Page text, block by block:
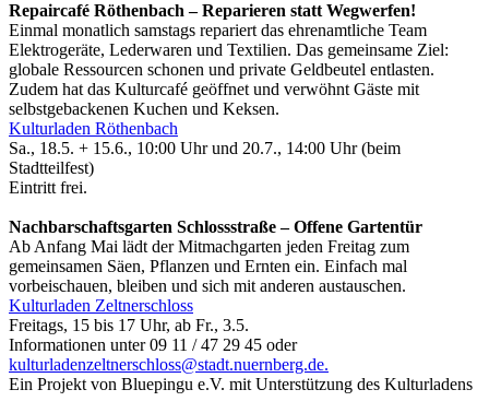
Repaircafé Röthenbach – Reparieren statt Wegwerfen!
Einmal monatlich samstags repariert das ehrenamtliche Team
Elektrogeräte, Lederwaren und Textilien. Das gemeinsame Ziel:
globale Ressourcen schonen und private Geldbeutel entlasten.
Zudem hat das Kulturcafé geöffnet und verwöhnt Gäste mit
selbstgebackenen Kuchen und Keksen.
Kulturladen Röthenbach
Sa., 18.5. + 15.6., 10:00 Uhr und 20.7., 14:00 Uhr (beim
Stadtteilfest)
Eintritt frei.
Nachbarschaftsgarten Schlossstraße – Offene Gartentür
Ab Anfang Mai lädt der Mitmachgarten jeden Freitag zum
gemeinsamen Säen, Pflanzen und Ernten ein. Einfach mal
vorbeischauen, bleiben und sich mit anderen austauschen.
Kulturladen Zeltnerschloss
Freitags, 15 bis 17 Uhr, ab Fr., 3.5.
Informationen unter 09 11 / 47 29 45 oder
kulturladenzeltnerschloss@stadt.nuernberg.de.
Ein Projekt von Bluepingu e.V. mit Unterstützung des Kulturladens